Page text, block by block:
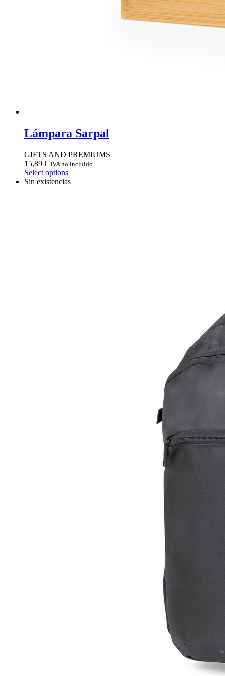
Lámpara Sarpal
GIFTS AND PREMIUMS
15,89 € IVA no incluido
Select options
Sin existencias